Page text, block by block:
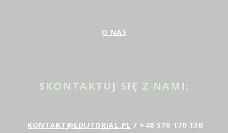
O NAS
SKONTAKTUJ SIĘ Z NAMI:
KONTAKT@EDUTORIAL.PL / +48 570 170 130